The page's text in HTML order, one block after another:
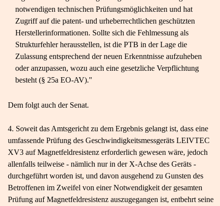
notwendigen technischen Prüfungsmöglichkeiten und hat
Zugriff auf die patent- und urheberrechtlichen geschützten
Herstellerinformationen. Sollte sich die Fehlmessung als
Strukturfehler herausstellen, ist die PTB in der Lage die
Zulassung entsprechend der neuen Erkenntnisse aufzuheben
oder anzupassen, wozu auch eine gesetzliche Verpflichtung
besteht (§ 25a EO-​AV)."
Dem folgt auch der Senat.
4. Soweit das Amtsgericht zu dem Ergebnis gelangt ist, dass eine
umfassende Prüfung des Geschwindigkeitsmessgeräts LEIVTEC
XV3 auf Magnetfeldresistenz erforderlich gewesen wäre, jedoch
allenfalls teilweise - nämlich nur in der X-​Achse des Geräts -
durchgeführt worden ist, und davon ausgehend zu Gunsten des
Betroffenen im Zweifel von einer Notwendigkeit der gesamten
Prüfung auf Magnetfeldresistenz auszugegangen ist, entbehrt seine